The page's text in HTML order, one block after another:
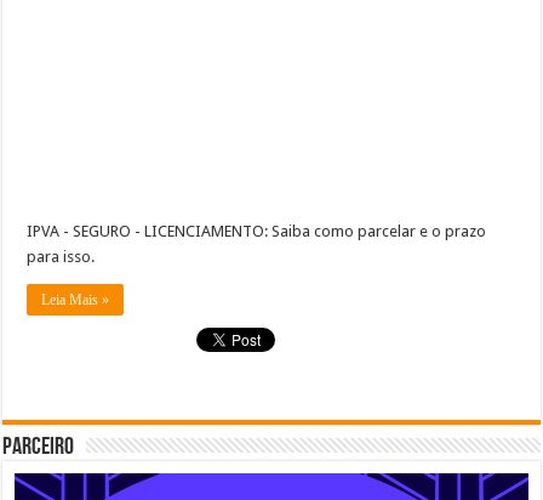
IPVA - SEGURO - LICENCIAMENTO: Saiba como parcelar e o prazo
para isso.
Leia Mais »
Parceiro